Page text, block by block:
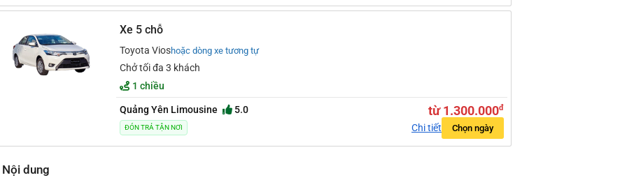
Xe 5 chỗ
Toyota Vioshoặc dòng xe tương tự
Chở tối đa 3 khách
1 chiều
Quảng Yên Limousine 5.0
ĐÓN TRẢ TẬN NƠI
từ 1.300.000đ
Chi tiết Chọn ngày
Nội dung